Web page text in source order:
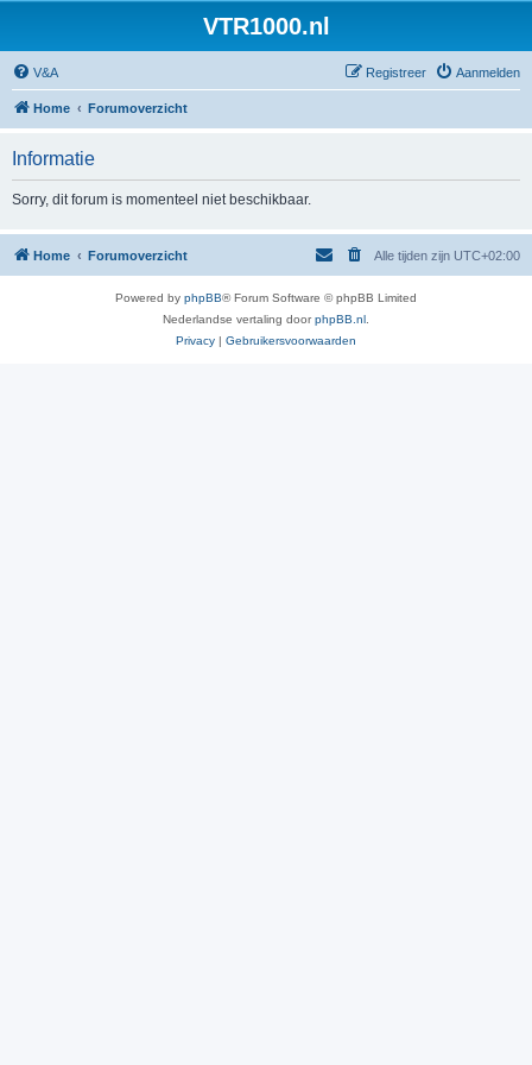
VTR1000.nl
V&A Aanmelden
Registreer
Home Forumoverzicht
Informatie
Sorry, dit forum is momenteel niet beschikbaar.
Home Forumoverzicht Alle tijden zijn UTC+02:00
Powered by phpBB® Forum Software © phpBB Limited
Nederlandse vertaling doorphpBB.nl
Privacy | Gebruikersvoorwaarden